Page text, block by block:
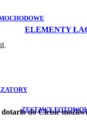
ELEMENTY
ZESTAWY
do Ciebie